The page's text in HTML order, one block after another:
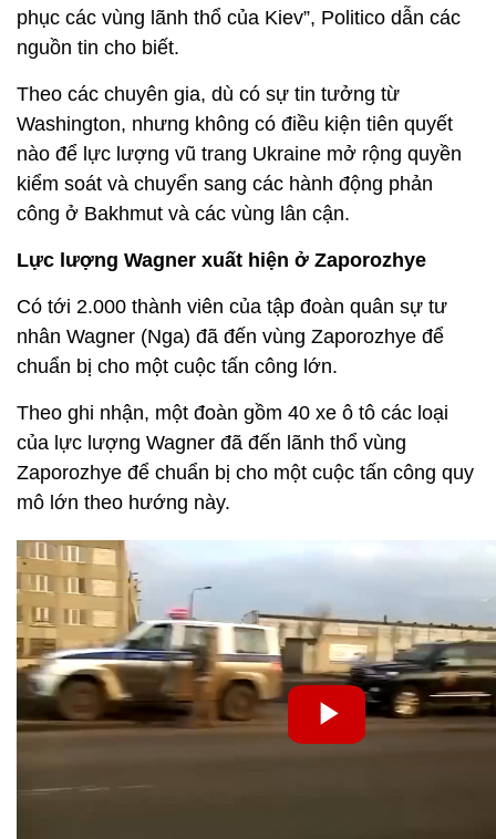
phục các vùng lãnh thổ của Kiev”, Politico dẫn các
nguồn tin cho biết.
Theo các chuyên gia, dù có sự tin tưởng từ
Washington, nhưng không có điều kiện tiên quyết
nào để lực lượng vũ trang Ukraine mở rộng quyền
kiểm soát và chuyển sang các hành động phản
công ở Bakhmut và các vùng lân cận.
Lực lượng Wagner xuất hiện ở Zaporozhye
Có tới 2.000 thành viên của tập đoàn quân sự tư
nhân Wagner (Nga) đã đến vùng Zaporozhye để
chuẩn bị cho một cuộc tấn công lớn.
Theo ghi nhận, một đoàn gồm 40 xe ô tô các loại
của lực lượng Wagner đã đến lãnh thổ vùng
Zaporozhye để chuẩn bị cho một cuộc tấn công quy
mô lớn theo hướng này.